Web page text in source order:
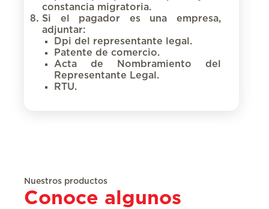
constancia migratoria.
Si el pagador es una empresa,
adjuntar:
Dpi del representante legal.
Patente de comercio.
Acta de Nombramiento del
Representante Legal.
RTU.
Nuestros productos
Conoce algunos